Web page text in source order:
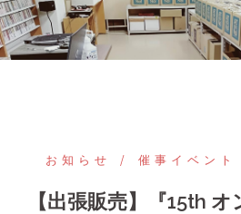
プ
お知らせ 催事イベント
【出張販売】『15th